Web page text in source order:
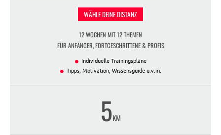
WÄHLE DEINE DISTANZ
12 WOCHEN MIT 12 THEMEN
FÜR ANFÄNGER, FORTGESCHRITTENE & PROFIS
Individuelle Trainingspläne
Tipps, Motivation, Wissensguide u.v.m.
5KM